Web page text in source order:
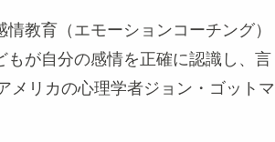
教育（エモーションコーチング）
が自分の感情を正確に認識し、言
メリカの心理学者ジョン・ゴットマ